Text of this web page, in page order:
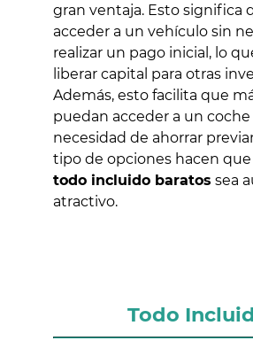
gran ventaja. Esto significa
acceder a un vehículo sin
realizar un pago inicial, lo
liberar capital para otras
Además, esto facilita que
puedan acceder a un coche
necesidad de ahorrar
tipo de opciones hacen que
todo incluido baratos sea
atractivo.
Todo